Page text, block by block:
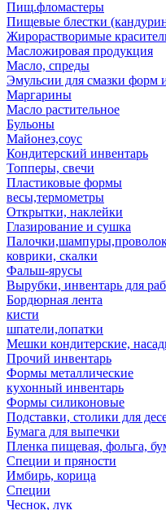
Пищ.фломастеры
Пищевые блестки
Жирорастворимые
Масложировая продукция
Масло, спреды
Эмульсии для смазки форм
Маргарины
Масло растительное
Бульоны
Майонез,соус
Кондитерский инвентарь
Топперы, свечи
Пластиковые формы
весы,термометры
Открытки, наклейки
Глазирование и сушка
коврики, скалки
Фальш-ярусы
Вырубки, инвентарь для
Бордюрная лента
кисти
шпатели,лопатки
Мешки кондитерские,
Прочий инвентарь
Формы металлические
кухонный инвентарь
Формы силиконовые
Подставки, столики для
Бумага для выпечки
Пленка пищевая, фольга,
Специи и пряности
Имбирь, корица
Специи
Чеснок, лук